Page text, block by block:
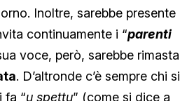
Inoltre, sarebbe presente
continuamente i “parenti
voce, però, sarebbe rimasta
. D’altronde c’è sempre chi si
fa “u spettu” (come si dice a